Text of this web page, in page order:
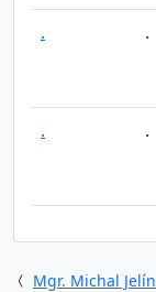
.
.
.
.
Mgr. Michal